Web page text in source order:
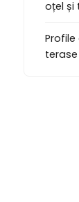
oțel și
terase